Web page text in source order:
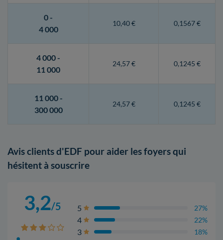
0 -
4 000
10,40 € 0,1567 €
4 000 -
11 000
24,57 € 0,1245 €
11 000 -
300 000
24,57 € 0,1245 €
Avis clients d'EDF pour aider les foyers qui
hésitent à souscrire
3,2/5 5 27%
4 22%
3 18%